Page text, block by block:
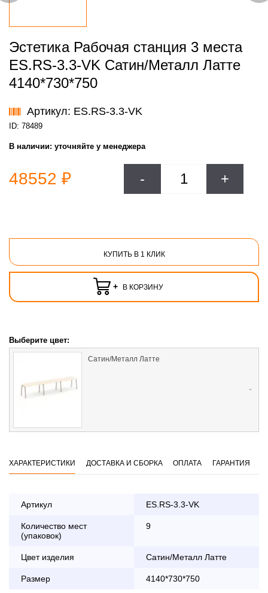
Эстетика Рабочая станция 3 места
ES.RS-3.3-VK Сатин/Металл Латте
4140*730*750
Артикул: ES.RS-3.3-VK
ID: 78489
В наличии: уточняйте у менеджера
48552 ₽ - +
КУПИТЬ В 1 КЛИК
+ В КОРЗИНУ
Выберите цвет:
Сатин/Металл Латте
ХАРАКТЕРИСТИКИ ДОСТАВКА И СБОРКА ОПЛАТА ГАРАНТИЯ
Артикул ES.RS-3.3-VK
Количество мест
(упаковок)
9
Цвет изделия Сатин/Металл Латте
Размер 4140*730*750
дни с 8:30 до 18:00
заказа банковской картой